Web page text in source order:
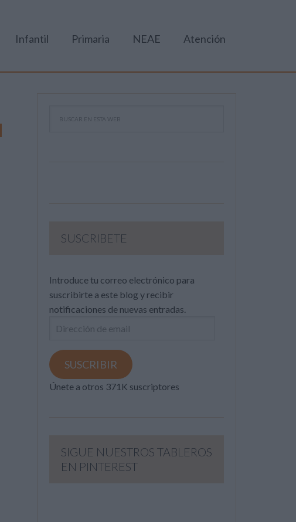
Infantil Primaria NEAE Atención
SUSCRIBETE
Introduce tu correo electrónico para
suscribirte a este blog y recibir
notificaciones de nuevas entradas.
Dirección
email
SUSCRIBIR
Únete a otros 371K suscriptores
SIGUE NUESTROS TABLEROS
EN PINTEREST